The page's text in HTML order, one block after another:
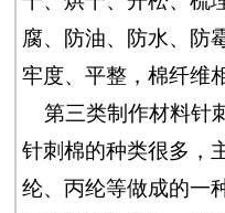
腐、防油、防水、防
牢度、平整，棉纤维
第三类制作材料针
针刺棉的种类很多，
纶、丙纶等做成的一